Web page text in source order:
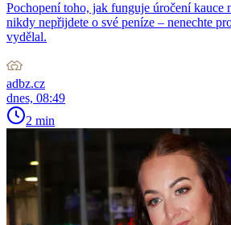
Pochopení toho, jak funguje úročení kauce
nikdy nepřijdete o své peníze – nenechte
vydělal.
adbz.cz
dnes, 08:49
2 min